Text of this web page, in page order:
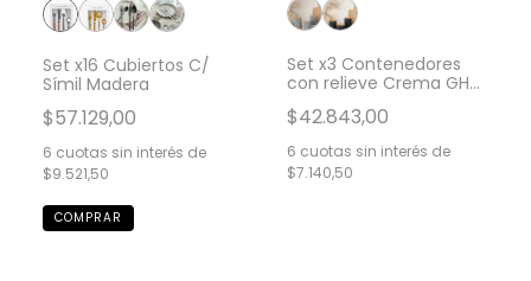
Set x16 Cubiertos C/
Símil Madera
$57.129,00
6 cuotas sin interés de
$9.521,50
Set x3 Contenedores
con relieve Crema GH-
0056CM
$42.843,00
6 cuotas sin interés de
$7.140,50